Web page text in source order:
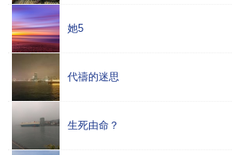
她5
代禱的迷思
生死由命？